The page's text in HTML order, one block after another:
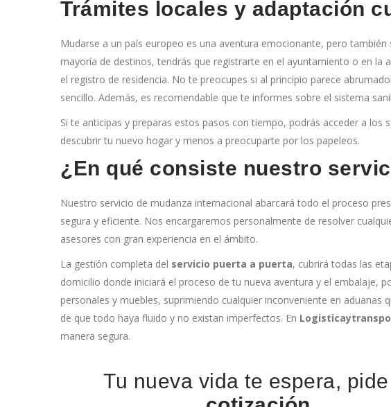
Trámites locales y adaptación
Mudarse a un país europeo es una aventura emocionante, pero
mayoría de destinos, tendrás que registrarte en el ayuntamiento o en
el registro de residencia. No te preocupes si al principio parece
sencillo. Además, es recomendable que te informes sobre el sistema
Si te anticipas y preparas estos pasos con tiempo, podrás acceder a
descubrir tu nuevo hogar y menos a preocuparte por los papeleos.
¿En qué consiste nuestro
Nuestro servicio de mudanza internacional abarcará todo el proceso
segura y eficiente. Nos encargaremos personalmente de resolver
asesores con gran experiencia en el ámbito.
La gestión completa del servicio puerta a puerta, cubrirá todas las
domicilio donde iniciará el proceso de tu nueva aventura y el
personales y muebles, suprimiendo cualquier inconveniente en
de que todo haya fluido y no existan imperfectos. En
manera segura.
Tu nueva vida te espera,